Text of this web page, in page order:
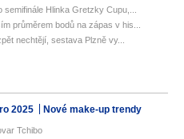
Hlinka Gretzky Cupu,...
průměrem bodů na zápas v his...
nechtějí, sestava Plzně vy...
2025 Nové make-up trendy
Tchibo